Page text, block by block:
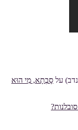
על סָבְתָא, מִי הוּא